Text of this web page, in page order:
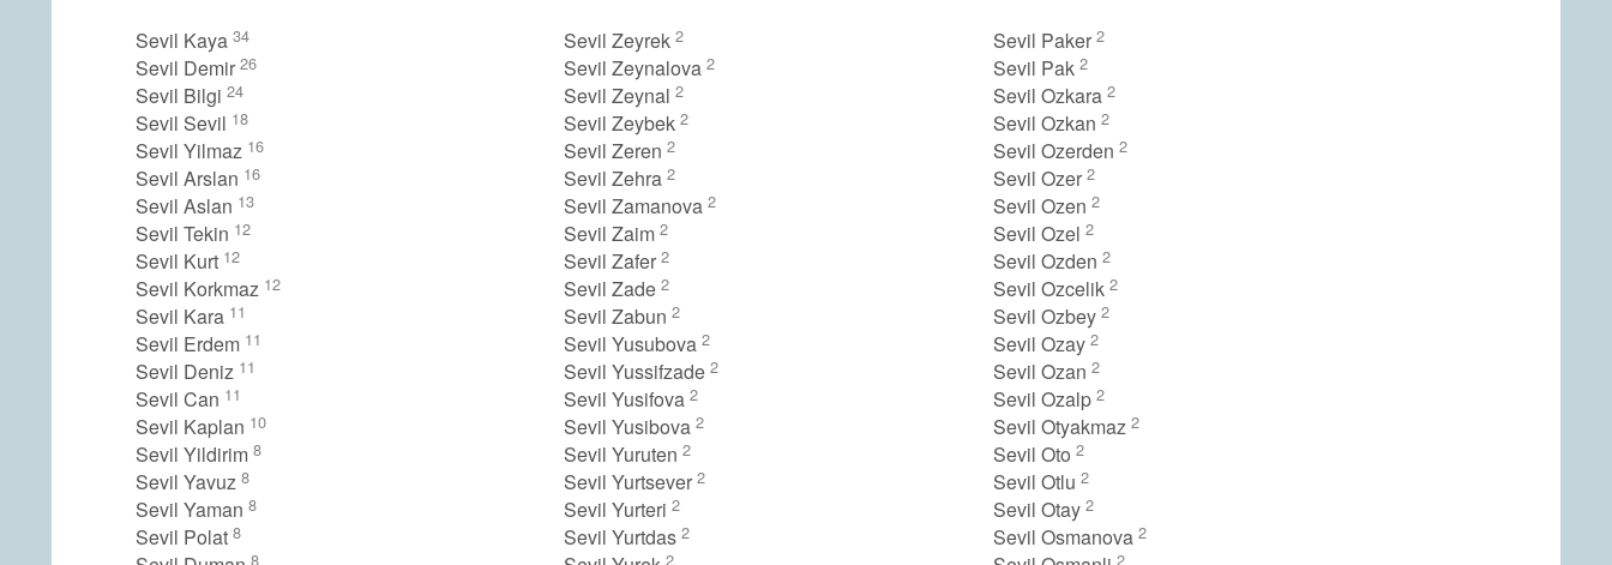
Sevil Kaya 34
Sevil Demir 26
Sevil Bilgi 24
Sevil Sevil 18
Sevil Yilmaz 16
Sevil Arslan 16
Sevil Aslan 13
Sevil Tekin 12
Sevil Kurt 12
Sevil Korkmaz 12
Sevil Kara 11
Sevil Erdem 11
Sevil Deniz 11
Sevil Can 11
Sevil Kaplan 10
Sevil Yildirim 8
Sevil Yavuz 8
Sevil Yaman 8
Sevil Polat 8
8
Sevil Zeyrek2
Sevil Zeynalova2
Sevil Zeynal2
Sevil Zeybek2
Sevil Zeren2
Sevil Zehra2
Sevil Zamanova2
Sevil Zaim2
Sevil Zafer2
Sevil Zade2
Sevil Zabun2
Sevil Yusubova2
Sevil Yussifzade2
Sevil Yusifova2
Sevil Yusibova2
Sevil Yuruten2
Sevil Yurtsever2
Sevil Yurteri2
Sevil Yurtdas2
2
Sevil Paker 2
Sevil Pak 2
Sevil Ozkara 2
Sevil Ozkan 2
Sevil Ozerden 2
Sevil Ozer 2
Sevil Ozen 2
Sevil Ozel 2
Sevil Ozden 2
Sevil Ozcelik 2
Sevil Ozbey 2
Sevil Ozay 2
Sevil Ozan 2
Sevil Ozalp 2
Sevil Otyakmaz 2
Sevil Oto 2
Sevil Otlu 2
Sevil Otay 2
Sevil Osmanova 2
2